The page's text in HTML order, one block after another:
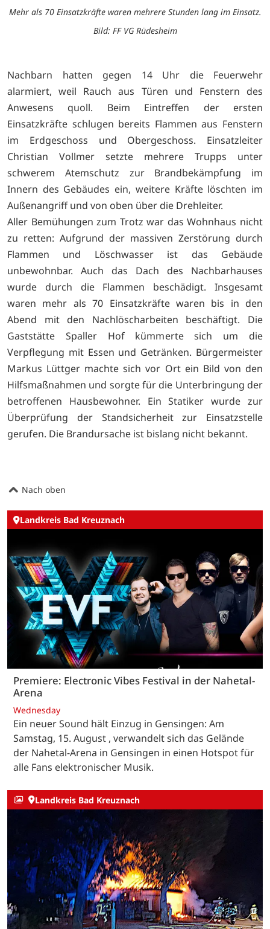
Mehr als 70 Einsatzkräfte waren mehrere Stunden lang im Einsatz.
Bild: FF VG Rüdesheim
Nachbarn hatten gegen 14 Uhr die Feuerwehr
alarmiert, weil Rauch aus Türen und Fenstern des
Anwesens quoll. Beim Eintreffen der ersten
Einsatzkräfte schlugen bereits Flammen aus Fenstern
im Erdgeschoss und Obergeschoss. Einsatzleiter
Christian Vollmer setzte mehrere Trupps unter
schwerem Atemschutz zur Brandbekämpfung im
Innern des Gebäudes ein, weitere Kräfte löschten im
Außenangriff und von oben über die Drehleiter.
Aller Bemühungen zum Trotz war das Wohnhaus nicht
zu retten: Aufgrund der massiven Zerstörung durch
Flammen und Löschwasser ist das Gebäude
unbewohnbar. Auch das Dach des Nachbarhauses
wurde durch die Flammen beschädigt. Insgesamt
waren mehr als 70 Einsatzkräfte waren bis in den
Abend mit den Nachlöscharbeiten beschäftigt. Die
Gaststätte Spaller Hof kümmerte sich um die
Verpflegung mit Essen und Getränken. Bürgermeister
Markus Lüttger machte sich vor Ort ein Bild von den
Hilfsmaßnahmen und sorgte für die Unterbringung der
betroffenen Hausbewohner. Ein Statiker wurde zur
Überprüfung der Standsicherheit zur Einsatzstelle
gerufen. Die Brandursache ist bislang nicht bekannt.
Nach oben
Landkreis Bad Kreuznach
Premiere: Electronic Vibes Festival in der Nahetal-
Arena
Wednesday
Ein neuer Sound hält Einzug in Gensingen: Am
Samstag, 15. August , verwandelt sich das Gelände
der Nahetal-Arena in Gensingen in einen Hotspot für
alle Fans elektronischer Musik.
Landkreis Bad Kreuznach